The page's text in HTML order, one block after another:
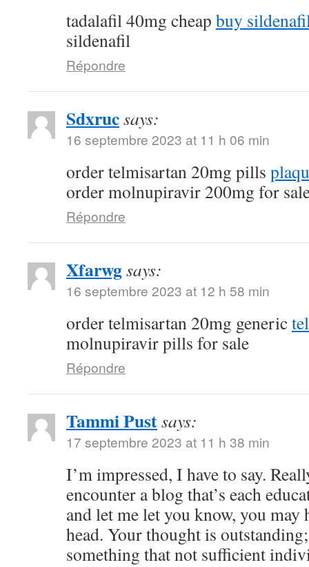
tadalafil 40mg cheap buy
sildenafil
Répondre
Sdxrucsays:
16 septembre 2023 at 11 h 06 min
order telmisartan 20mg pills
order molnupiravir 200mg for
Répondre
Xfarwgsays:
16 septembre 2023 at 12 h 58 min
order telmisartan 20mg generic
molnupiravir pills for sale
Répondre
Tammi Pustsays:
17 septembre 2023 at 11 h 38 min
I’m impressed, I have to say.
encounter a blog that’s each
and let me let you know, you may
head. Your thought is
something that not sufficient